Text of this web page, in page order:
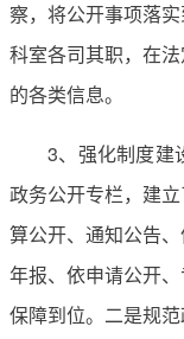
察，将公开事项落
科室各司其职，在
的各类信息。
3、强化制度建
政务公开专栏，建
算公开、通知公告
年报、依申请公开
保障到位。二是规